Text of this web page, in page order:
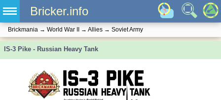
Bricker.info
Brickmania → World War II → Allies → Soviet Army
IS-3 Pike - Russian Heavy Tank